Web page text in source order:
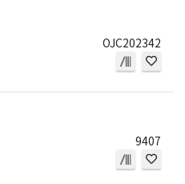
OJC202342
9407